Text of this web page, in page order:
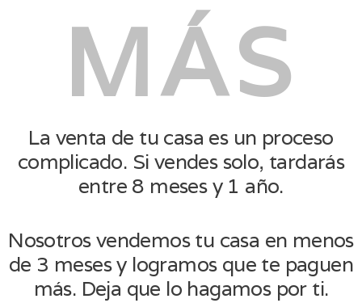
MÁS
La venta de tu casa es un proceso
complicado. Si vendes solo, tardarás
entre 8 meses y 1 año.
Nosotros vendemos tu casa en menos
de 3 meses y logramos que te paguen
más. Deja que lo hagamos por ti.